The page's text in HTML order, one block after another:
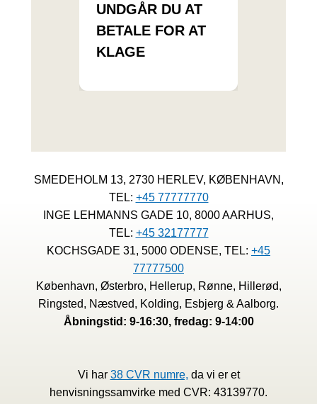
UNDGÅR DU AT
BETALE FOR AT
KLAGE
SMEDEHOLM 13, 2730 HERLEV, KØBENHAVN,
TEL: +45 77777770
INGE LEHMANNS GADE 10, 8000 AARHUS,
TEL: +45 32177777
KOCHSGADE 31, 5000 ODENSE, TEL: +45
77777500
København, Østerbro, Hellerup, Rønne, Hillerød,
Ringsted, Næstved, Kolding, Esbjerg & Aalborg.
Åbningstid: 9-16:30, fredag: 9-14:00
Vi har 38 CVR numre, da vi er et
henvisningssamvirke med CVR: 43139770.